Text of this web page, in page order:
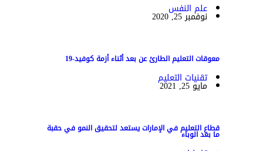
علم النفس
نوفمبر 25, 2020
معوقات التعليم الطارئ عن بعد أثناء أزمة كوفيد-19
تقنيات التعليم
مايو 25, 2021
قطاع التعليم في الإمارات يستعد لتحقيق النمو في حقبة
ما بعد الوباء